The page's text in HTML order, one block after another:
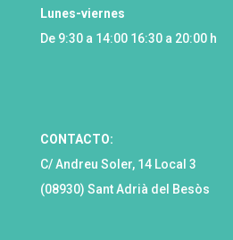
Lunes-viernes
De 9:30 a 14:00 16:30 a 20:00 h
CONTACTO:
C/ Andreu Soler, 14 Local 3
(08930) Sant Adrià del Besòs